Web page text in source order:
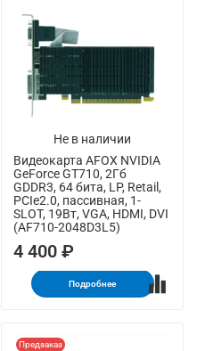
Не в наличии
Видеокарта AFOX NVIDIA
GeForce GT710, 2Гб
GDDR3, 64 бита, LP, Retail,
PCIe2.0, пассивная, 1-
SLOT, 19Вт, VGA, HDMI, DVI
(AF710-2048D3L5)
4 400 ₽
Подробнее
Предзаказ